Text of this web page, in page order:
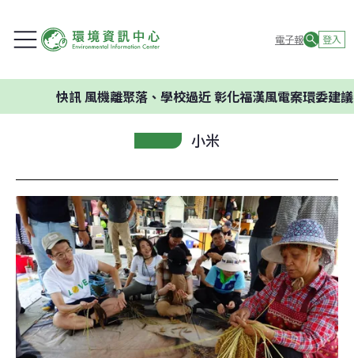
電子報 登入
風機離聚落、學校過近 彰化福漢風電案環委建議不應開發
小米